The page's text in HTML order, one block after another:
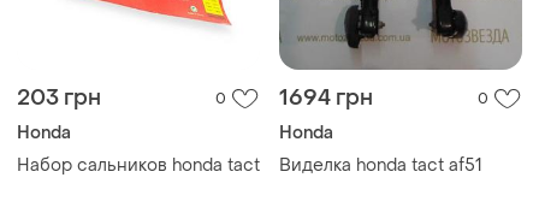
203 грн 0
Honda
Набор сальников honda tact
1694 грн 0
Honda
Виделка honda tact af51